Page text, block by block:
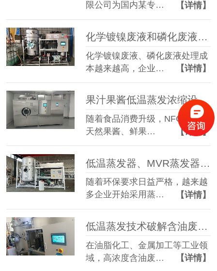
限公司为国内某专…
【详情】
化学镀镍废液和磷化废液如何降低危废处置成本？2 吨/天低温蒸发案例年节省超100万
化学镀镍废液、磷化废液处理成
本越来越高，企业…
【详情】
果汁果酱低温蒸发浓缩设备选型指南：六大核心因素全面解析
随着食品消费升级，NFC果汁、
天然果酱、鲜果…
【详情】
随着环保要求日益严格，越来越
多企业开始采用蒸…
【详情】
低温蒸发技术破解含油废水治理难题 实现 85% 废液减量与产水全回用
在油脂化工、金属加工等工业领
域，高浓度含油废…
【详情】